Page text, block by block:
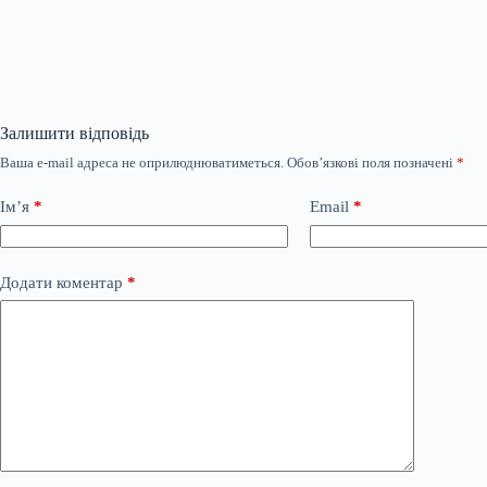
Залишити відповідь
Ваша e-mail адреса не оприлюднюватиметься. Обов’язкові поля позначені *
Ім’я * Email *
Додати коментар *